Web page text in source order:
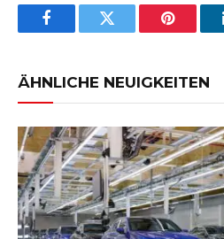
FacebookTwitter Pinterest
ÄHNLICHE NEUIGKEITEN